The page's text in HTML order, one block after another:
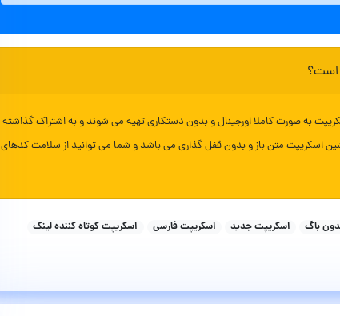
است؟
به صورت کاملا اورجینال و بدون دستکاری تهیه می شوند و به اشتراک گذاشته
اسکریپت متن باز و بدون قفل گذاری می باشد و شما می توانید از سلامت کدهای
باگ اسکریپت جدید اسکریپت فارسی
اسکریپت کوتاه کننده لینک